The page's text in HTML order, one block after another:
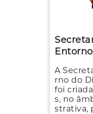
A
rno do
foi
s, no
strativa,